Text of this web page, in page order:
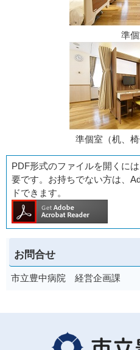
準
準個室（机、椅
PDF形式のファイルを開くに
要です。お持ちでない方は、
ドできます。
お問合せ
市立豊中病院 経営企画課